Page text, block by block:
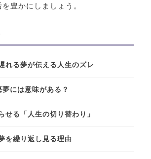
豊かにしましょう。
れる夢が伝える人生のズレ
には意味がある？
せる「人生の切り替わり」
を繰り返し見る理由